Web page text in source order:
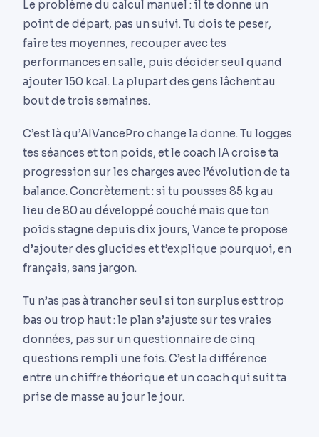
Le problème du calcul manuel : il te donne un
point de départ, pas un suivi. Tu dois te peser,
faire tes moyennes, recouper avec tes
performances en salle, puis décider seul quand
ajouter 150 kcal. La plupart des gens lâchent au
bout de trois semaines.
C’est là qu’AIVancePro change la donne. Tu logges
tes séances et ton poids, et le coach IA croise ta
progression sur les charges avec l’évolution de ta
balance. Concrètement : si tu pousses 85 kg au
lieu de 80 au développé couché mais que ton
poids stagne depuis dix jours, Vance te propose
d’ajouter des glucides et t’explique pourquoi, en
français, sans jargon.
Tu n’as pas à trancher seul si ton surplus est trop
bas ou trop haut : le plan s’ajuste sur tes vraies
données, pas sur un questionnaire de cinq
questions rempli une fois. C’est la différence
entre un chiffre théorique et un coach qui suit ta
prise de masse au jour le jour.